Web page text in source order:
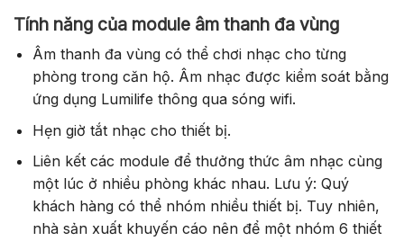
Tính năng của module âm thanh đa vùng
Âm thanh đa vùng có thể chơi nhạc cho từng
phòng trong căn hộ. Âm nhạc được kiểm soát bằng
ứng dụng Lumilife thông qua sóng wifi.
Hẹn giờ tắt nhạc cho thiết bị.
Liên kết các module để thưởng thức âm nhạc cùng
một lúc ở nhiều phòng khác nhau. Lưu ý: Quý
khách hàng có thể nhóm nhiều thiết bị. Tuy nhiên,
nhà sản xuất khuyến cáo nên để một nhóm 6 thiết